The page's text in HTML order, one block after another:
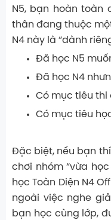
N5, bạn hoàn toàn
thân đang thuộc
N4 này là “dành
Đã học N5
Đã học N4
Có mục tiêu thi
Có mục tiêu
Đặc biệt, nếu bạn
chơi nhóm “vừa
học Toàn Diện N4
ngoài việc nghe
bạn học cùng lớp,